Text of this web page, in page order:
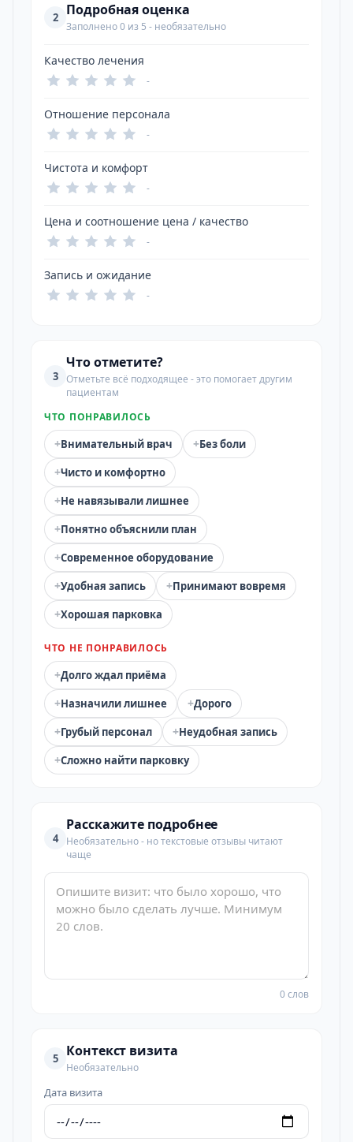
2 Подробная оценка
Заполнено 0 из 5 - необязательно
Качество лечения
-
Отношение персонала
-
Чистота и комфорт
-
Цена и соотношение цена / качество
-
Запись и ожидание
-
3
Что отметите?
Отметьте всё подходящее - это помогает другим
пациентам
ЧТО ПОНРАВИЛОСЬ
+Внимательный врач +Без боли
+Чисто и комфортно
+Не навязывали лишнее
+Понятно объяснили план
+Современное оборудование
+Удобная запись +Принимают вовремя
+Хорошая парковка
ЧТО НЕ ПОНРАВИЛОСЬ
+Долго ждал приёма
+Назначили лишнее +Дорого
+Грубый персонал +Неудобная запись
+Сложно найти парковку
4
Расскажите подробнее
Необязательно - но текстовые отзывы читают
чаще
0 слов
5 Контекст визита
Необязательно
Дата визита